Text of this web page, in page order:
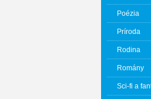
Poézia
Príroda
Rodina
Romány
Sci-fi a